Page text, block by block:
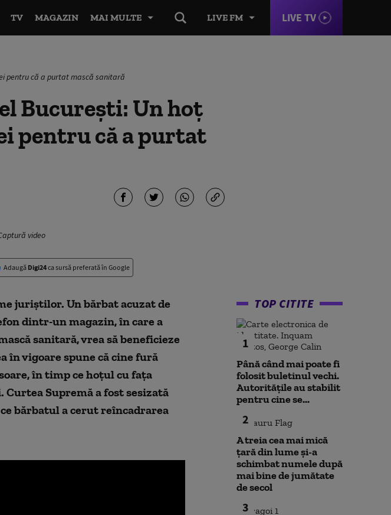
LIVE FM LIVE TV
TV MAGAZIN MAI MULTE
pentru că a purtat mască sanitară
București: Un hoț
pentru că a purtat
video
Adaugă Digi24ca sursă preferată în Google
juriștilor. Un bărbat acuzat de
dintr-un magazin, în care a
sanitară, vrea să beneficieze
în vigoare spune că cine fură
în timp ce hoțul cu fața
Supremă a fost sesizată
bărbatul a cerut reîncadrarea
TOP CITITE
1
Până când mai poate fi
folosit buletinul vechi.
Autoritățile au stabilit
pentru cine se...
2
A treia cea mai mică
țară din lume și-a
schimbat numele după
mai bine de jumătate
de secol
3